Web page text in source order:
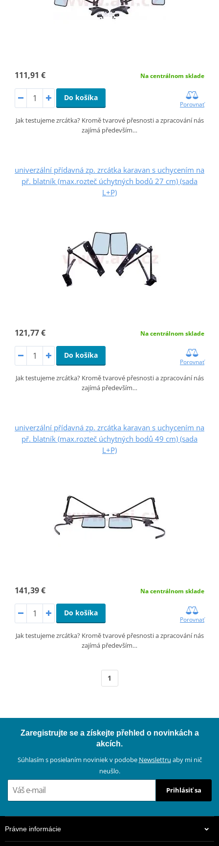
111,91 € Na centrálnom sklade
Do košíka
Porovnať
Jak testujeme zrcátka? Kromě tvarové přesnosti a zpracování nás
zajímá především…
univerzální přídavná zp. zrcátka karavan s uchycením na
př. blatník (max.rozteč úchytných bodů 27 cm) (sada
L+P)
121,77 € Na centrálnom sklade
Do košíka
Porovnať
Jak testujeme zrcátka? Kromě tvarové přesnosti a zpracování nás
zajímá především…
univerzální přídavná zp. zrcátka karavan s uchycením na
př. blatník (max.rozteč úchytných bodů 49 cm) (sada
L+P)
141,39 € Na centrálnom sklade
Do košíka
Porovnať
Jak testujeme zrcátka? Kromě tvarové přesnosti a zpracování nás
zajímá především…
1
Zaregistrujte se a získejte přehled o novinkách a
akcích.
Súhlasím s posielaním noviniek v podobe Newslettru aby mi nič
neušlo.
Prihlásiť sa
Právne informácie